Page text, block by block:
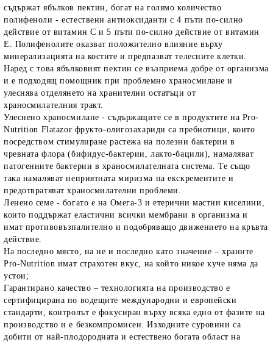
съдържат ябълков пектин, богат на голямо количество
полифеноли - естествени антиоксиданти с 4 пъти по-силно
действие от витамин С и 5 пъти по-силно действие от витамин
Е. Полифенолите оказват положително влияние върху
минерализацията на костите и предпазват телесните клетки.
Наред с това ябълковият пектин се възприема добре от организма
и е подходящпомощник при проблемно храносмилане и
улеснява отделянето на хранителни остатъци от
храносмилателния тракт.
Улеснено храносмилане - съдържащите се в продуктите на Pro-
Nutrition Flatazor фрукто-олигозахариди са пребиотици, които
посредством стимулиране растежа на полезни бактерии в
чревната флора (бифидус-бактерии, лакто-бацили), намаляват
патогенните бактерии в храносмилателната система. Те също
така намаляват неприятната миризма на екскрементите и
предотвратяват храносмилателни проблеми.
Ленено семе - богато е на Омега-3 и етерични мастни киселини,
които поддържат еластични всички мембрани в организма и
имат противовъзпалително и подобряващо движението на кръвта
действие.
На последно място, на не и последно като значение – храните
Pro-Nutrition имат страхотен вкус, на който никое куче няма да
устои;
Гарантирано качество – технологията на производство е
сертифицирана по водещите международни и европейски
стандарти, контролът е фокусиран върху всяка едно от фазите на
производство и е безкомпромисен. Изходните суровини са
добити от най-плодородната и естествено богата област на